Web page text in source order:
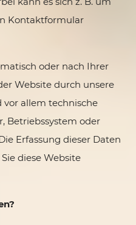
Kontaktformular
oder nach Ihrer
Website durch unsere
vor allem technische
Betriebssystem oder
Erfassung dieser Daten
diese Website